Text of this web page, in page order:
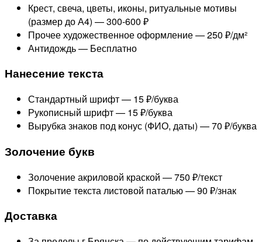
Крест, свеча, цветы, иконы, ритуальные мотивы
(размер до А4) —300-600 ₽
Прочее художественное оформление —250 ₽/дм²
Антидождь — Бесплатно
Нанесение текста
Стандартный шрифт — 15 ₽/буква
Рукописный шрифт — 15 ₽/буква
Вырубка знаков под конус (ФИО, даты) —70 ₽/буква
Золочение букв
Золочение акриловой краской —750 ₽/текст
Покрытие текста листовой паталью —90 ₽/знак
Доставка